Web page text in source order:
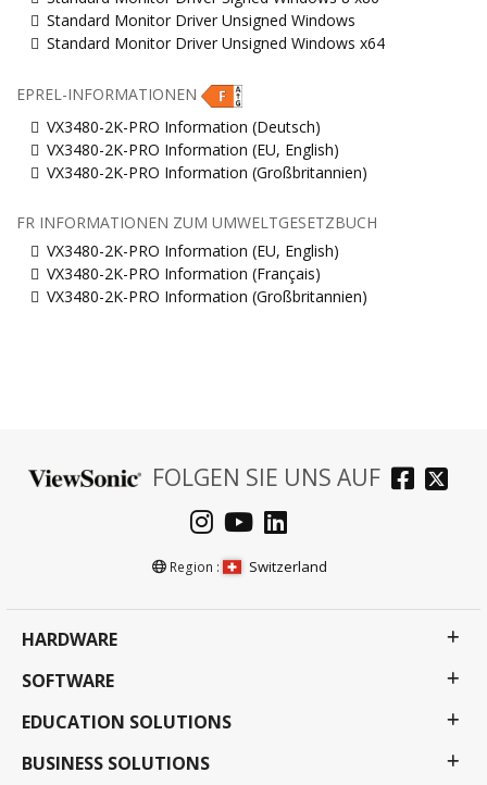
Standard Monitor Driver Unsigned Windows
Standard Monitor Driver Unsigned Windows x64
EPREL-INFORMATIONEN
VX3480-2K-PRO Information (Deutsch)
VX3480-2K-PRO Information (EU, English)
VX3480-2K-PRO Information (Großbritannien)
FR INFORMATIONEN ZUM UMWELTGESETZBUCH
VX3480-2K-PRO Information (EU, English)
VX3480-2K-PRO Information (Français)
VX3480-2K-PRO Information (Großbritannien)
FOLGEN SIE UNS AUF
Region : Switzerland
HARDWARE
SOFTWARE
EDUCATION SOLUTIONS
BUSINESS SOLUTIONS